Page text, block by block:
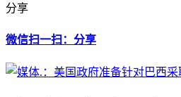
分享
微信扫一扫：分享